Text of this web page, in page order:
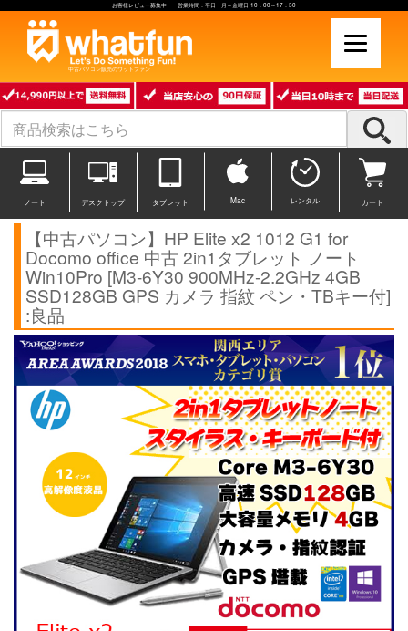
お客様レビュー募集中 営業時間：平日 月～金曜日 10：00～17：30
中古パソコン販売のワットファン
ノート デスクトップ タブレット Mac レンタル カート
【中古パソコン】HP Elite x2 1012 G1 for
Docomo office 中古 2in1タブレット ノート
Win10Pro [M3-6Y30 900MHz-2.2GHz 4GB
SSD128GB GPS カメラ 指紋 ペン・TBキー付]
:良品